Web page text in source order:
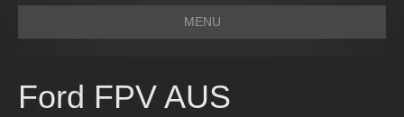
MENU
Ford FPV AUS